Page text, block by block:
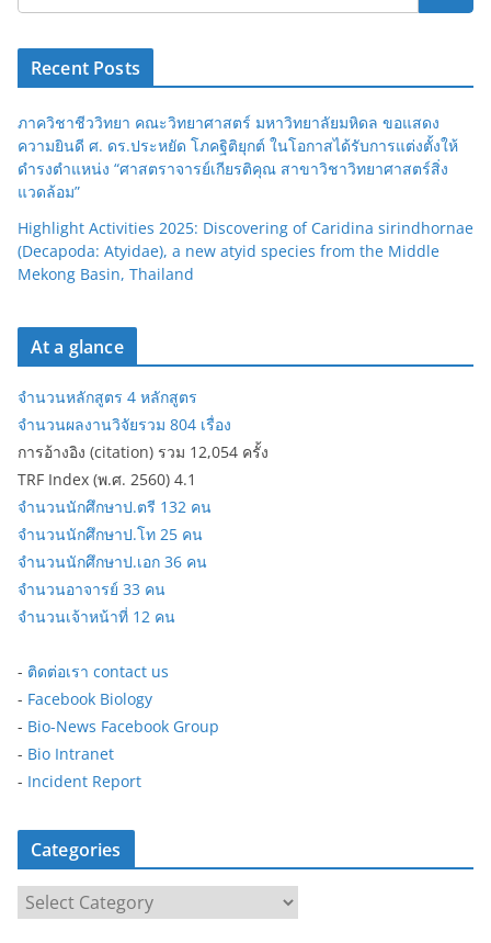
Recent Posts
ภาควิชาชีววิทยา คณะวิทยาศาสตร์ มหาวิทยาลัยมหิดล ขอแสดง
ความยินดี ศ. ดร.ประหยัด โภคฐิติยุกต์ ในโอกาสได้รับการแต่งตั้งให้
ดำรงตำแหน่ง “ศาสตราจารย์เกียรติคุณ สาขาวิชาวิทยาศาสตร์สิ่ง
แวดล้อม”
Highlight Activities 2025: Discovering of Caridina sirindhornae
(Decapoda: Atyidae), a new atyid species from the Middle
Mekong Basin, Thailand
At a glance
จำนวนหลักสูตร 4 หลักสูตร
จำนวนผลงานวิจัยรวม 804 เรื่อง
การอ้างอิง (citation) รวม 12,054 ครั้ง
TRF Index (พ.ศ. 2560) 4.1
จำนวนนักศึกษาป.ตรี 132 คน
จำนวนนักศึกษาป.โท 25 คน
จำนวนนักศึกษาป.เอก 36 คน
จำนวนอาจารย์ 33 คน
จำนวนเจ้าหน้าที่ 12 คน
- ติดต่อเรา contact us
- Facebook Biology
- Bio-News Facebook Group
- Bio Intranet
- Incident Report
Categories
a